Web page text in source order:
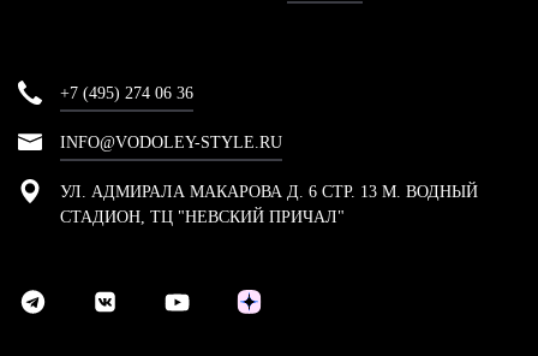
+7 (495) 274 06 36
INFO@VODOLEY-STYLE.RU
УЛ. АДМИРАЛА МАКАРОВА Д. 6 СТР. 13 М. ВОДНЫЙ
СТАДИОН, ТЦ "НЕВСКИЙ ПРИЧАЛ"